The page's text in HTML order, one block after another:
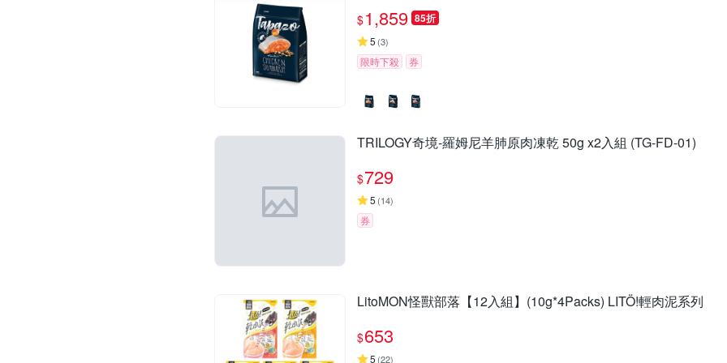
$1,859 85折
5 (3)
限時下殺 券
TRILOGY奇境-羅姆尼羊肺原肉凍乾 50g x2入組 (TG-FD-01)
$729
5 (14)
券
LitoMON怪獸部落【12入組】(10g*4Packs) LITÖ!輕肉泥系列
$653
5 (22)